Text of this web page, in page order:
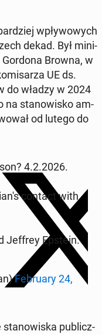
wpły­wo­wych
dekad. Był mi­ni­
Browna, w
UE ds.
do władzy w 2024
na sta­no­wi­sko am­
od lutego do
4.2.2026.
contact with
Jeffrey Epstein.
Fe­bru­ary 24,
sta­no­wi­ska pu­blicz­